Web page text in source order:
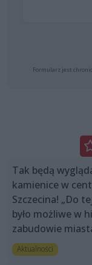
Formularz jest
Tak będą
kamienice w
Szczecina! „Do
było możliwe w
zabudowie
Aktualności